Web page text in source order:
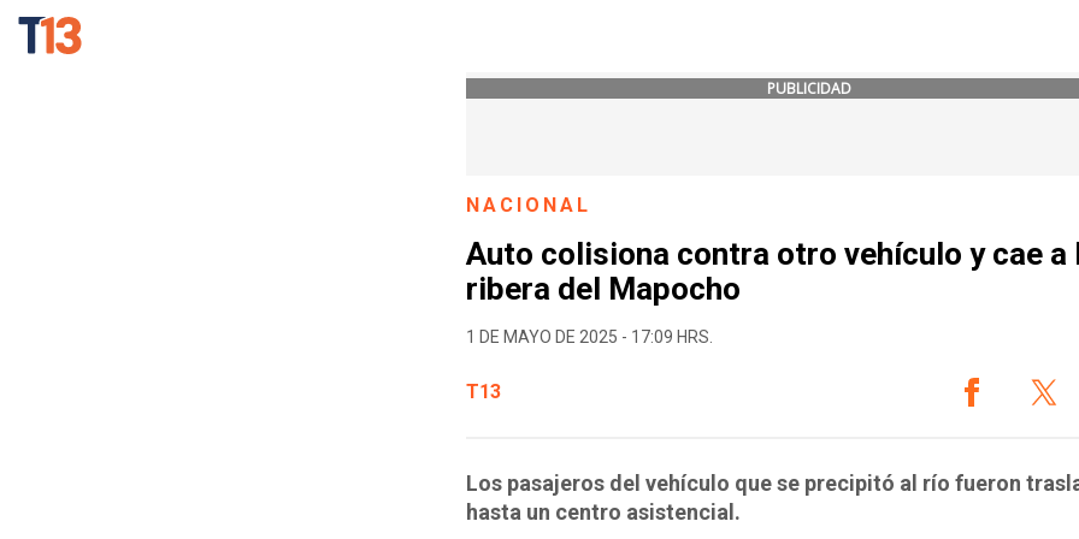
PUBLICIDAD
NACIONAL
Auto colisiona contra otro vehículo y cae a
ribera del Mapocho
1 DE MAYO DE 2025 - 17:09 HRS.
T13
Los pasajeros del vehículo que se precipitó al río fueron
hasta un centro asistencial.